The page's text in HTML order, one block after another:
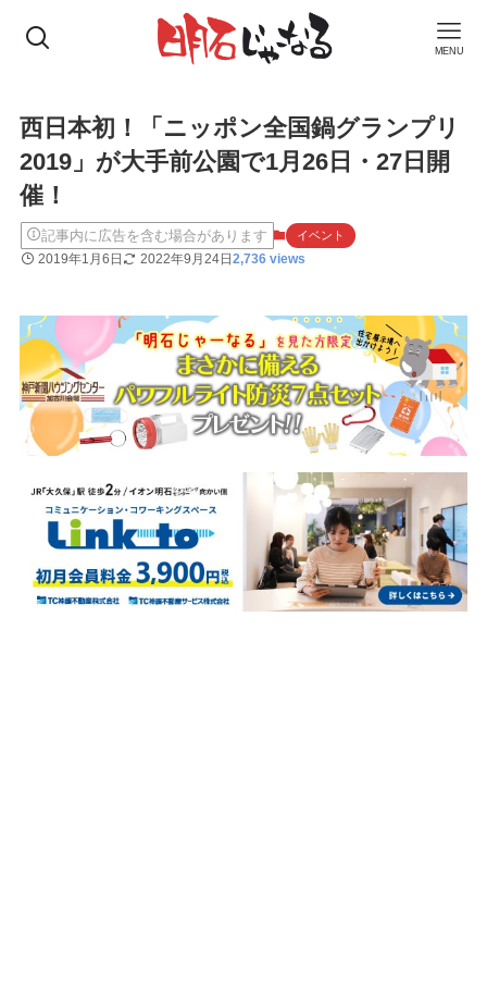
MENU
西日本初！「ニッポン全国鍋グランプリ
2019」が大手前公園で1月26日・27日開
催！
記事内に広告を含む場合があります イベント
2019年1月6日 2022年9月24日2,736 views